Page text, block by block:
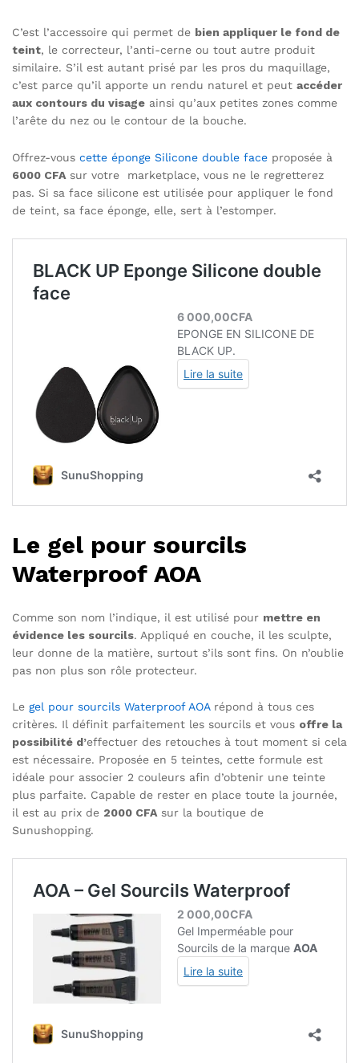
C’est l’accessoire qui permet de bien appliquer le fond de
teint, le correcteur, l’anti-cerne ou tout autre produit
similaire. S’il est autant prisé par les pros du maquillage,
c’est parce qu’il apporte un rendu naturel et peut accéder
aux contours du visage ainsi qu’aux petites zones comme
l’arête du nez ou le contour de la bouche.
Offrez-vous cette éponge Silicone double face proposée à
6000 CFA sur votre marketplace, vous ne le regretterez
pas. Si sa face silicone est utilisée pour appliquer le fond
de teint, sa face éponge, elle, sert à l’estomper.
Le gel pour sourcils
Waterproof AOA
Comme son nom l’indique, il est utilisé pour mettre en
évidence les sourcils. Appliqué en couche, il les sculpte,
leur donne de la matière, surtout s’ils sont fins. On n’oublie
pas non plus son rôle protecteur.
Le gel pour sourcils Waterproof AOArépond à tous ces
critères. Il définit parfaitement les sourcils et vous offre la
possibilité d’effectuer des retouches à tout moment si cela
est nécessaire. Proposée en 5 teintes, cette formule est
idéale pour associer 2 couleurs afin d’obtenir une teinte
plus parfaite. Capable de rester en place toute la journée,
il est au prix de 2000 CFAsur la boutique de
Sunushopping.